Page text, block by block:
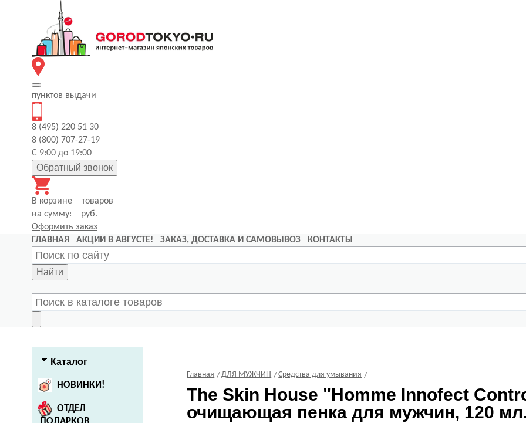
пунктов выдачи
8 (495) 220 51 30
8 (800) 707-27-19
С 9:00 до 19:00
Обратный звонок
В корзине
товаров
на сумму:
руб.
Оформить заказ
ГЛАВНАЯ
АКЦИИ В АВГУСТЕ! ЗАКАЗ, ДОСТАВКА И САМОВЫВОЗ КОНТАКТЫ
Найти
Каталог
НОВИНКИ!
ОТДЕЛ
Главная ДЛЯ МУЖЧИН Средства для умывания
The Skin House "Homme Innofect
очищающая пенка для мужчин, 120